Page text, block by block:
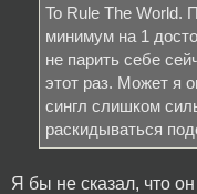
To Rule The World.
минимум на 1
не парить себе
этот раз. Может я
сингл слишком
раскидываться
Я бы не сказал, что